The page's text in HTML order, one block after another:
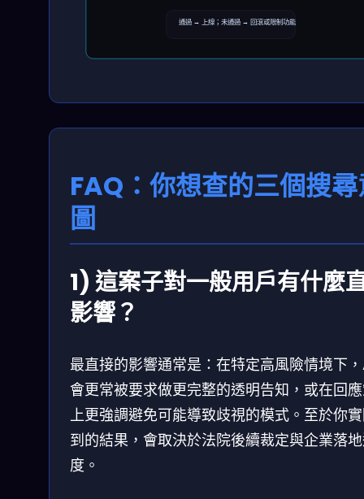
通過 → 上線；未通過 → 回滾或限制功能
FAQ：你想查的三個搜
圖
1) 這案子對一般用戶有什麼
影響？
最直接的影響通常是：在特定高風險情境下
會更常被要求做更完整的透明告知，或在回
上更強調避免可能導致歧視的模式。至於你
到的結果，會取決於法院後續裁定與企業落
度。